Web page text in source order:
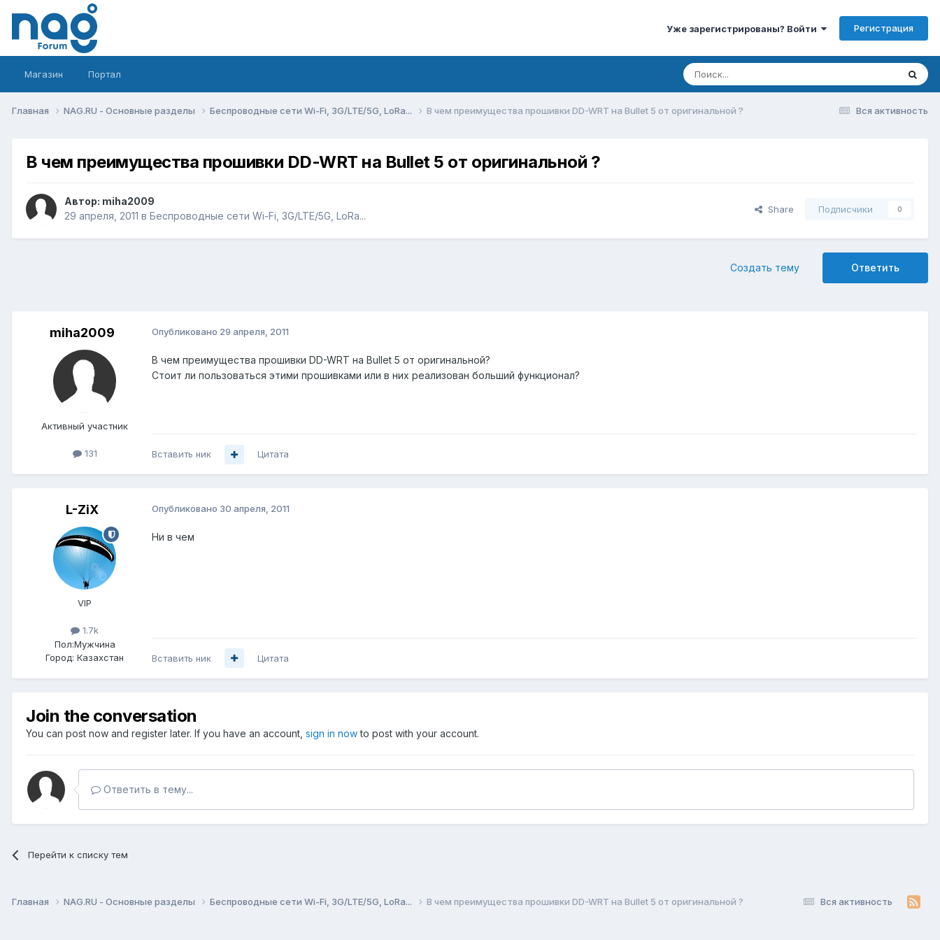
Уже зарегистрированы? Войти Регистрация
Магазин Портал
Вся активность
Главная NAG.RU - Основные разделы Беспроводные сети Wi-Fi, 3G/LTE/5G, LoRa... В чем преимущества прошивки DD-WRT на Bullet 5 от оригинальной ?
В чем преимущества прошивки DD-WRT на Bullet 5 от оригинальной ?
Автор: miha2009
29 апреля, 2011 в Беспроводные сети Wi-Fi, 3G/LTE/5G, LoRa...
Share Подписчики 0
Ответить
Создать тему
miha2009
Активный участник
131
Опубликовано 29 апреля, 2011
В чем преимущества прошивки DD-WRT на Bullet 5 от оригинальной?
Стоит ли пользоваться этими прошивками или в них реализован больший функционал?
Вставить ник Цитата
L-ZiX
VIP
1.7k
Пол:Мужчина
Город: Казахстан
Опубликовано 30 апреля, 2011
Ни в чем
Вставить ник Цитата
Join the conversation
You can post now and register later. If you have an account, sign in nowto post with your account.
Ответить в тему...
Перейти к списку тем
Вся активность
Главная NAG.RU - Основные разделы Беспроводные сети Wi-Fi, 3G/LTE/5G, LoRa... В чем преимущества прошивки DD-WRT на Bullet 5 от оригинальной ?